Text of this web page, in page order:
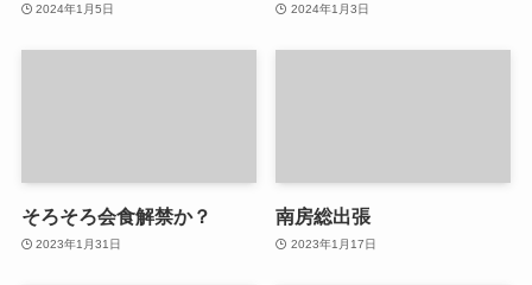
2024年1月5日 2024年1月3日
そろそろ会食解禁か？
2023年1月31日
南房総出張
2023年1月17日